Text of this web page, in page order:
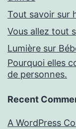
Tout savoir sur
Vous allez tout
Lumière sur
Pourquoi elles
de personnes.
Recent
A WordPress